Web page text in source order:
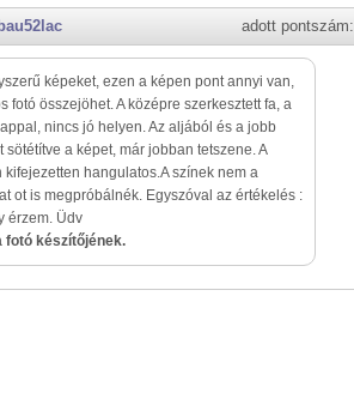
adott pontszám:
bau52lac
képeket, ezen a képen pont annyi van,
fotó összejöhet. A középre szerkesztett fa, a
nincs jó helyen. Az aljából és a jobb
a képet, már jobban tetszene. A
hangulatos.A színek nem a
ot is megpróbálnék. Egyszóval az értékelés :
érzem. Üdv
fotó készítőjének.